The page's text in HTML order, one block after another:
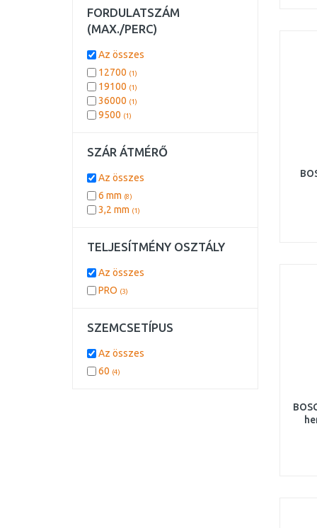
FORDULATSZÁM
(MAX./PERC)
Az összes
12700 (1)
19100 (1)
36000 (1)
9500 (1)
SZÁR ÁTMÉRŐ
Az összes
6 mm (8)
3,2 mm (1)
TELJESÍTMÉNY OSZTÁLY
Az összes
PRO (3)
SZEMCSETÍPUS
Az összes
60 (4)